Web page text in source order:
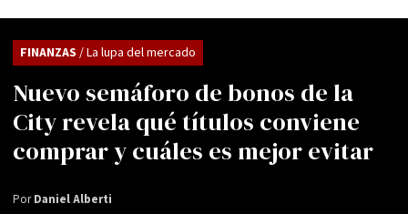
Nuevo semáforo de bonos de la
City revela qué títulos conviene
comprar y cuáles es mejor evitar
FINANZAS / La lupa del mercado
PorDaniel Alberti